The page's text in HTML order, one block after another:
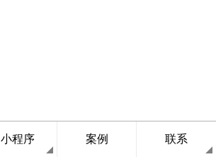
小程序 案例 联系